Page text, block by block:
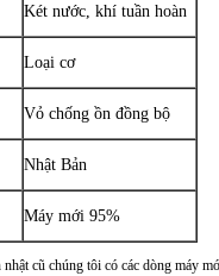
Két nước, khí tuần hoàn
Loại cơ
Vỏ chống ồn đồng bộ
Nhật Bản
Máy mới 95%
cũ chúng tôi có các dòng máy